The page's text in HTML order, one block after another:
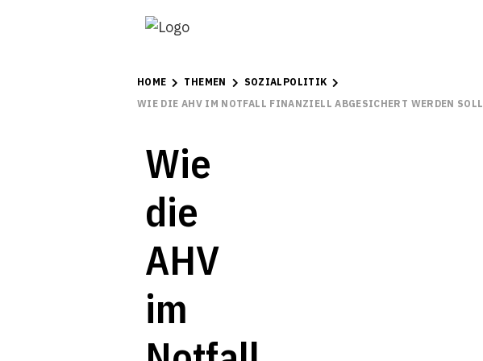
HOME THEMEN
SOZIALPOLITIK
WIE DIE AHV IM NOTFALL FINANZIELL ABGESICHERT WERDEN SOLL
Wie
die
AHV
im